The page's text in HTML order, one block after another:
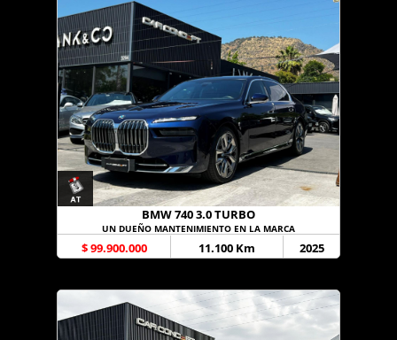
BMW 740 3.0 TURBO
UN DUEÑO MANTENIMIENTO EN LA MARCA
$ 99.900.000 11.100 Km 2025